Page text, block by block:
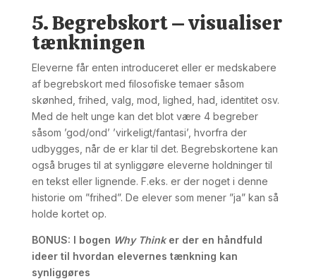
5. Begrebskort – visualiser
tænkningen
Eleverne får enten introduceret eller er medskabere
af begrebskort med filosofiske temaer såsom
skønhed, frihed, valg, mod, lighed, had, identitet osv.
Med de helt unge kan det blot være 4 begreber
såsom ’god/ond’ ’virkeligt/fantasi’, hvorfra der
udbygges, når de er klar til det. Begrebskortene kan
også bruges til at synliggøre eleverne holdninger til
en tekst eller lignende. F.eks. er der noget i denne
historie om ”frihed”. De elever som mener ”ja” kan så
holde kortet op.
BONUS: I bogen Why Thinker der en håndfuld
ideer til hvordan elevernes tænkning kan
synliggøres